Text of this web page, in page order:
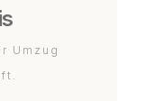
Umzug